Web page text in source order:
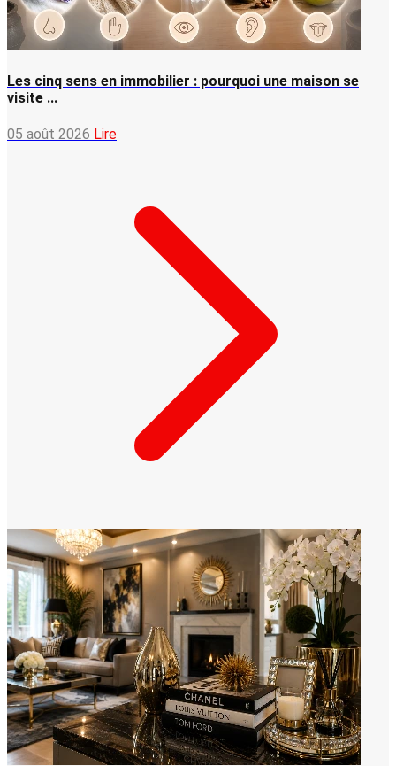
Les cinq sens en immobilier : pourquoi une maison se
visite ...
05 août 2026 Lire